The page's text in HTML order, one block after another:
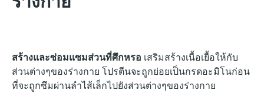
สร้างและซ่อมแซมส่วนที่ศึกหรอ เสริมสร้างเนื้อเยื้อให้กับ
ส่วนต่างๆของร่างกาย โปรตีนจะถูกย่อยเป็นกรดอะมิโนก่อน
ที่จะถูกซึมผ่านลำไส้เล็กไปยังส่วนต่างๆของร่างกาย